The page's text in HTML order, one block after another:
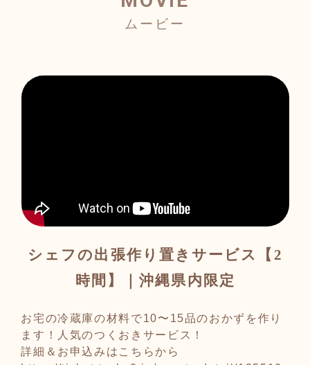
シェフの出張作り置きサービス【2
時間】｜沖縄県内限定
お宅の冷蔵庫の材料で10〜15品のおかずを作り
ます！人気のつくおきサービス！
詳細＆お申込みはこちらから